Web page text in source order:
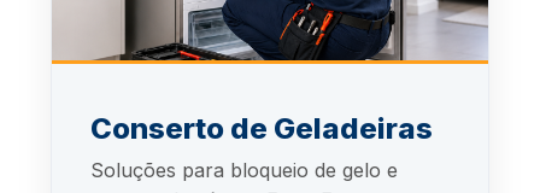
Conserto de Geladeiras
Soluções para bloqueio de gelo e